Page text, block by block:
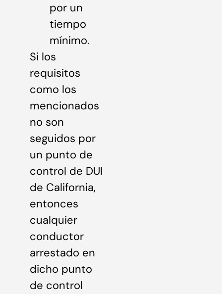
por un
tiempo
mínimo.
Si los
requisitos
como los
mencionados
no son
seguidos por
un punto de
control de DUI
de California,
entonces
cualquier
conductor
arrestado en
dicho punto
de control